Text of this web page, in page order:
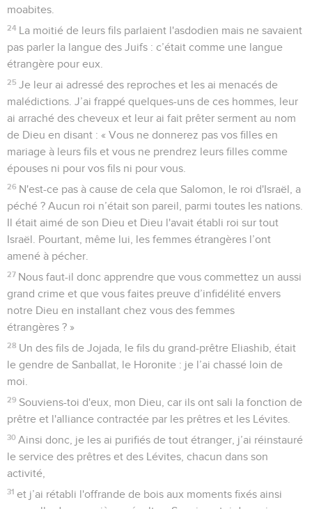
moabites.
24 La moitié de leurs fils parlaient l'asdodien mais ne savaient
pas parler la langue des Juifs : c’était comme une langue
étrangère pour eux.
25 Je leur ai adressé des reproches et les ai menacés de
malédictions. J’ai frappé quelques-uns de ces hommes, leur
ai arraché des cheveux et leur ai fait prêter serment au nom
de Dieu en disant : « Vous ne donnerez pas vos filles en
mariage à leurs fils et vous ne prendrez leurs filles comme
épouses ni pour vos fils ni pour vous.
26 N'est-ce pas à cause de cela que Salomon, le roi d'Israël, a
péché ? Aucun roi n’était son pareil, parmi toutes les nations.
Il était aimé de son Dieu et Dieu l'avait établi roi sur tout
Israël. Pourtant, même lui, les femmes étrangères l’ont
amené à pécher.
27 Nous faut-il donc apprendre que vous commettez un aussi
grand crime et que vous faites preuve d’infidélité envers
notre Dieu en installant chez vous des femmes
étrangères ? »
28 Un des fils de Jojada, le fils du grand-prêtre Eliashib, était
le gendre de Sanballat, le Horonite : je l’ai chassé loin de
moi.
29 Souviens-toi d'eux, mon Dieu, car ils ont sali la fonction de
prêtre et l'alliance contractée par les prêtres et les Lévites.
30 Ainsi donc, je les ai purifiés de tout étranger, j’ai réinstauré
le service des prêtres et des Lévites, chacun dans son
activité,
31 et j’ai rétabli l'offrande de bois aux moments fixés ainsi